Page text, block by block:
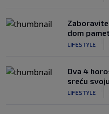
dom
LIFESTYLE
Ova 4
sreću
LIFESTYLE